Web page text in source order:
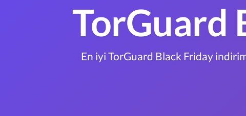
TorGuard
En iyi TorGuard Black Friday